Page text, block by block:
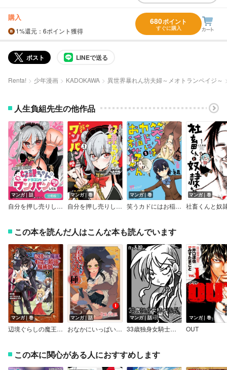
購入
1%還元 ：6ポイント獲得
680ポイント
すぐに購入
ポスト LINEで送る
Renta! 少年漫画 KADOKAWA 異世界暴れん坊夫婦～メオトランペイジ～
人生負組先生の他作品
マンガ｜話
自分を押し売りしてきた奴隷ちゃんがドラゴンをワンパンしてた 戯画版【分冊版】
マンガ｜巻
自分を押し売りしてきた奴隷ちゃんがドラゴンをワンパンしてた 戯画版
マンガ｜巻
笑うカドにはお稲荷さん
マンガ｜巻
この本を読んだ人はこんな本も読んでいます
マンガ｜巻
辺境ぐらしの魔王、転生して最強の魔術師になる
マンガ｜話
おなかにいっぱい、あやかしの種【フルカラー】
マンガ｜話
33歳独身女騎士隊長。
マンガ｜巻
OUT
この本に関心がある人におすすめします